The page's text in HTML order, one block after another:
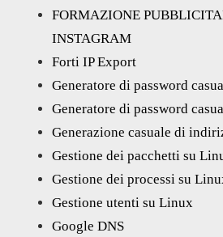
FORMAZIONE
INSTAGRAM
Forti IP Export
Generatore di password
Generatore di password
Generazione casuale di
Gestione dei pacchetti su
Gestione dei processi su
Gestione utenti su Linux
Google DNS